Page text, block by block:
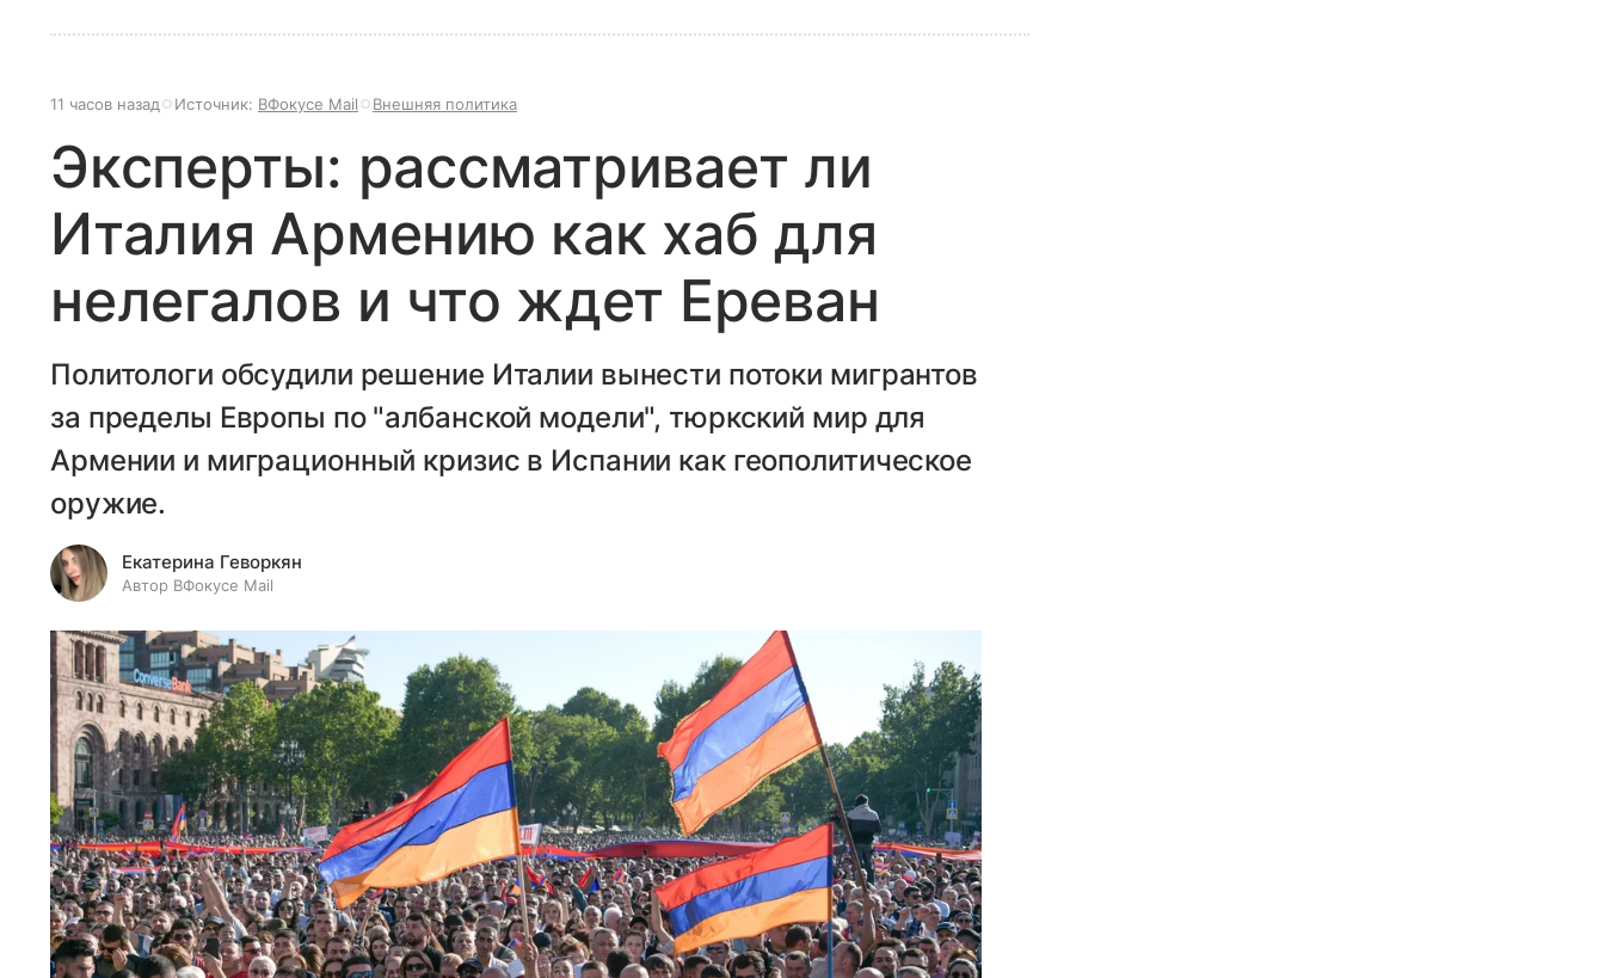
11 часов назад Источник: ВФокусе Mail Внешняя политика
Эксперты: рассматривает ли
Италия Армению как хаб для
нелегалов и что ждет Ереван
Политологи обсудили решение Италии вынести потоки мигрантов
за пределы Европы по "албанской модели", тюркский мир для
Армении и миграционный кризис в Испании как геополитическое
оружие.
Екатерина Геворкян
Автор ВФокусе Mail